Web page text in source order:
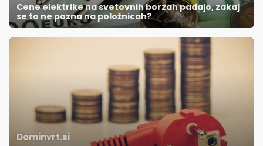
Cene elektrike na svetovnih borzah padajo, zakaj
se to ne pozna na položnicah?
Dominvrt.si